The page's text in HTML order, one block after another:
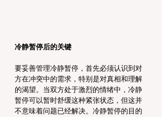
冷静暂停后的关键
要妥善管理冷静暂停，首先必须认识到对
方在冲突中的需求，特别是对真相和理解
的渴望。当双方处于激烈的情绪中，冷静
暂停可以暂时舒缓这种紧张状态，但这并
不意味着问题已经解决。冷静暂停的目的